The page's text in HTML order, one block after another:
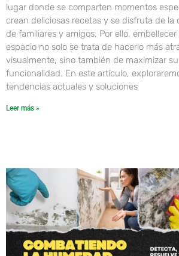
lugar donde se comparten momentos
crean deliciosas recetas y se disfruta de la
de familiares y amigos. Por ello, embellecer
espacio no solo se trata de hacerlo más
visualmente, sino también de maximizar su
funcionalidad. En este artículo,
tendencias actuales y soluciones
Leer más »